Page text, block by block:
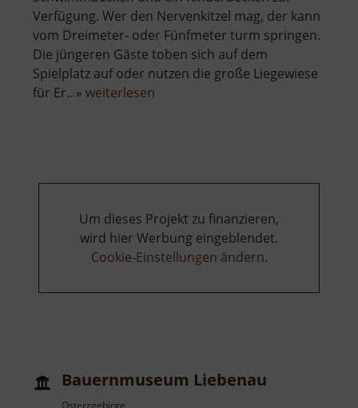
Verfügung. Wer den Nervenkitzel mag, der kann
vom Dreimeter- oder Fünfmeter turm springen.
Die jüngeren Gäste toben sich auf dem
Spielplatz auf oder nutzen die große Liegewiese
für Er.. » weiterlesen
Um dieses Projekt zu finanzieren,
wird hier Werbung eingeblendet.
Cookie-Einstellungen ändern.
Bauernmuseum Liebenau